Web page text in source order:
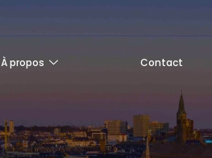
À propos Contact